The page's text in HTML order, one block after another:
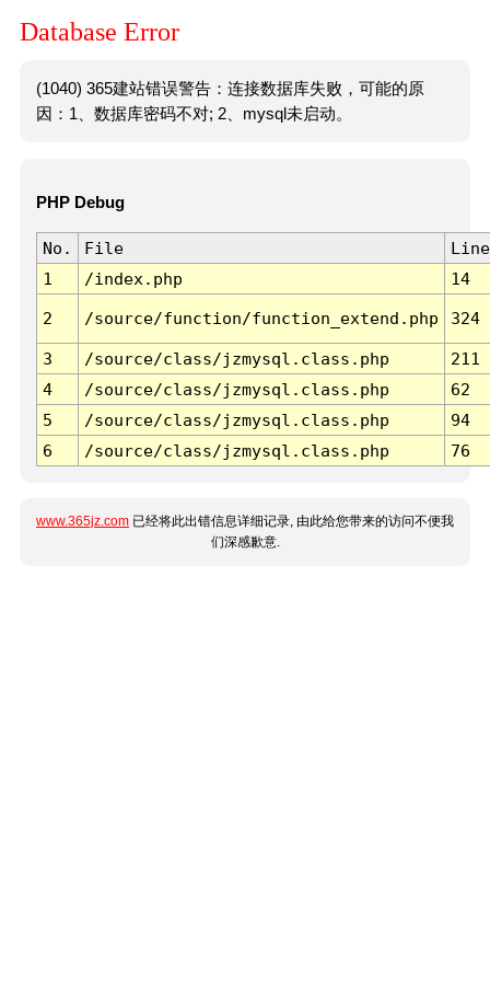
Database Error
(1040) 365建站错误警告：连接数据库失败，可能的原
因：1、数据库密码不对; 2、mysql未启动。
PHP Debug
No. File
Line
1
/index.php 14
2 /source/function/function_extend.php 324
3 /source/class/jzmysql.class.php
211
4
/source/class/jzmysql.class.php
62
5
/source/class/jzmysql.class.php
94
6
/source/class/jzmysql.class.php 76
www.365jz.com 已经将此出错信息详细记录, 由此给您带来的访问不便我
们深感歉意.